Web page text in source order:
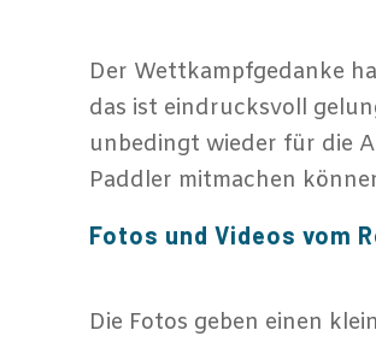
Der Wettkampfgedanke
das ist eindrucksvoll
unbedingt wieder für die
Paddler mitmachen
Fotos und Videos vom
Die Fotos geben einen